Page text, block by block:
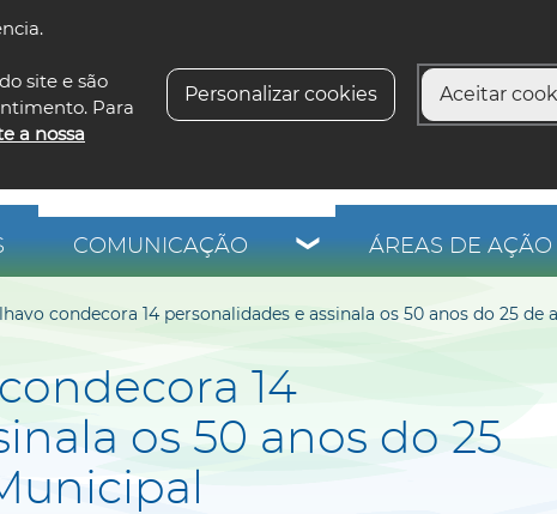
site e são
Para
a nossa
Personalizar cookies Aceitar
COMUNICAÇÃO ÁREAS DE AÇÃO
condecora 14 personalidades e assinala os 50 anos do 25
14
os 50 anos do 25